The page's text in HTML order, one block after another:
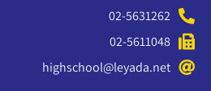
02-5631262
02-5611048
highschool@leyada.net